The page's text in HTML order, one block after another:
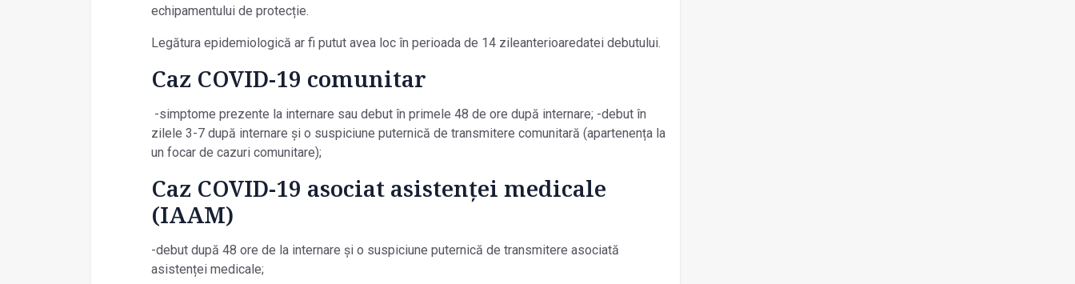
echipamentului de protecție.
Legătura epidemiologică ar fi putut avea loc în perioada de 14 zileanterioaredatei debutului.
Caz COVID-19 comunitar
-simptome prezente la internare sau debut în primele 48 de ore după internare; -debut în
zilele 3-7 după internare și o suspiciune puternică de transmitere comunitară (apartenența la
un focar de cazuri comunitare);
Caz COVID-19 asociat asistenței medicale
(IAAM)
-debut după 48 ore de la internare și o suspiciune puternică de transmitere asociată
asistenței medicale;